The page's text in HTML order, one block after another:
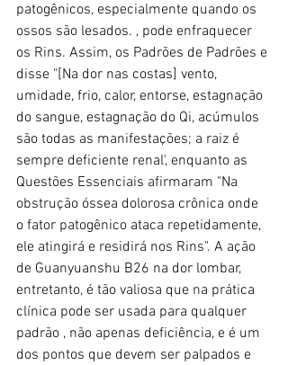
patogênicos, especialmente quando os
ossos são lesados. , pode enfraquecer
os Rins. Assim, os Padrões de Padrões e
disse "[Na dor nas costas] vento,
umidade, frio, calor, entorse, estagnação
do sangue, estagnação do Qi, acúmulos
são todas as manifestações; a raiz é
sempre deficiente renal', enquanto as
Questões Essenciais afirmaram "Na
obstrução óssea dolorosa crônica onde
o fator patogênico ataca repetidamente,
ele atingirá e residirá nos Rins". A ação
de Guanyuanshu B26 na dor lombar,
entretanto, é tão valiosa que na prática
clínica pode ser usada para qualquer
padrão , não apenas deficiência, e é um
dos pontos que devem ser palpados e